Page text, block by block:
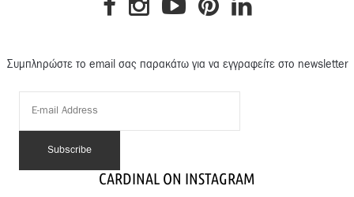
Συμπληρώστε το email σας παρακάτω για να εγγραφείτε στο newsletter
CARDINAL ON INSTAGRAM